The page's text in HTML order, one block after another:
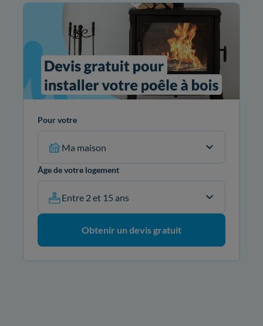
Pour votre
Ma maison
Âge de votre logement
Entre 2 et 15 ans
Obtenir un devis gratuit